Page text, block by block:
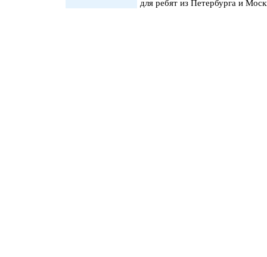
для ребят из Петербурга и